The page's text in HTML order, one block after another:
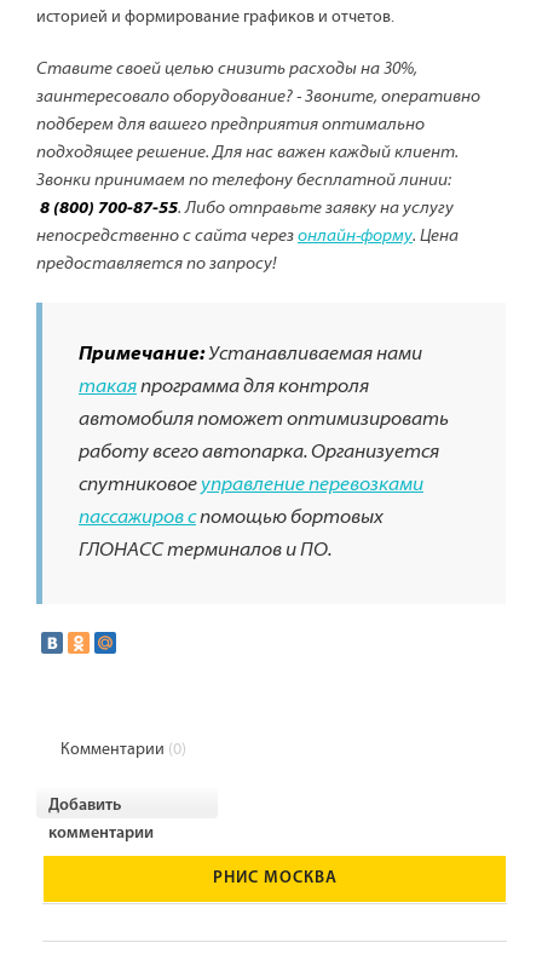
историей и формирование графиков и отчетов.
Ставите своей целью снизить расходы на 30%,
заинтересовало оборудование? - Звоните, оперативно
подберем для вашего предприятия оптимально
подходящее решение. Для нас важен каждый клиент.
Звонки принимаем по телефону бесплатной линии:
8 (800) 700-87-55. Либо отправьте заявку на услугу
непосредственно с сайта через онлайн-форму. Цена
предоставляется по запросу!
Примечание:Устанавливаемая нами
такаяпрограмма для контроля
автомобиля поможет оптимизировать
работу всего автопарка. Организуется
спутниковоеуправление перевозками
пассажиров спомощью бортовых
ГЛОНАСС терминалов и ПО.
Комментарии (0)
Добавить
комментарии
РНИС МОСКВА